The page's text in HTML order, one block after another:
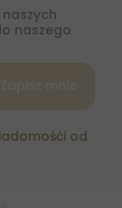
naszego
od